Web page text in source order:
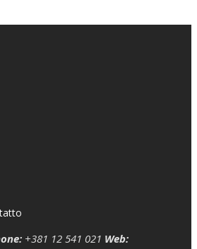
+381 12 541 021 Web: